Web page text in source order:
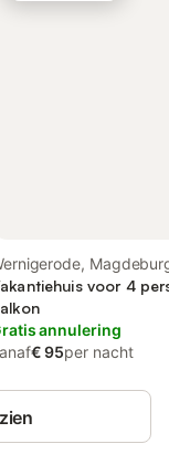
voor 4
annulering
€ 95per nacht